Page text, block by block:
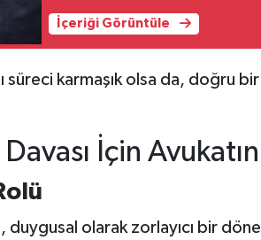
İçeriği Görüntüle
süreci karmaşık olsa da, doğru
İçin
duygusal olarak zorlayıcı bir